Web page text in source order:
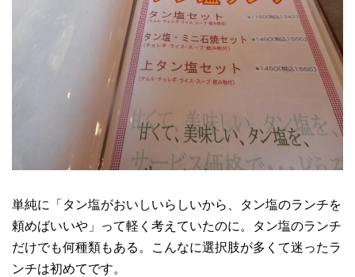
単純に「タン塩がおいしいらしいから、タン塩のランチを
頼めばいいや」って軽く考えていたのに。タン塩のランチ
だけでも何種類もある。こんなに選択肢が多くて迷ったラ
ンチは初めてです。